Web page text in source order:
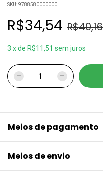
SKU:9788580000000
R$34,54 R$40,16
3 xde R$11,51 sem juros
Meios de pagamento
Meios de envio